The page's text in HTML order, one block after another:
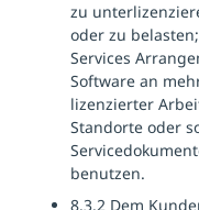
zu
oder zu
Services
Software an
lizenzierter
Standorte oder
benutzen.
8.3.2 Dem